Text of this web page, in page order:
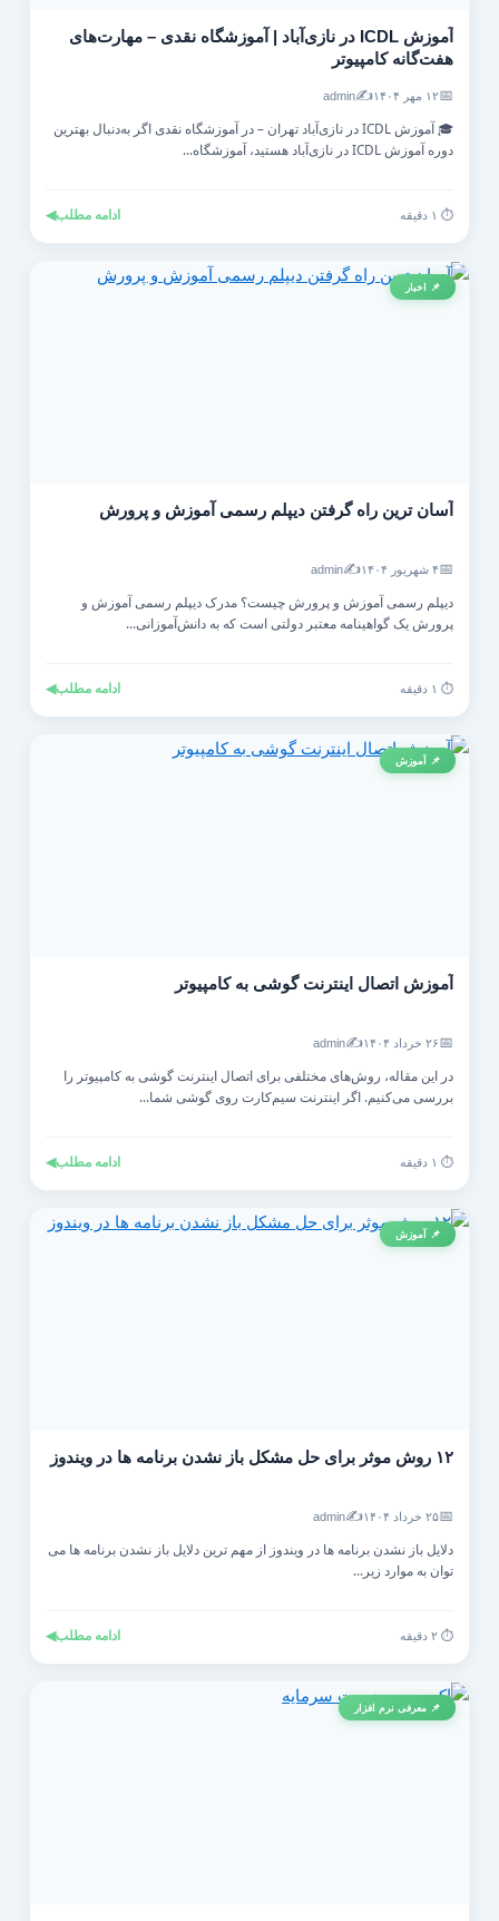
آموزش ICDL در نازی‌آباد | آموزشگاه نقدی – مهارت‌های
هفت‌گانه کامپیوتر
۱۲ مهر ۱۴۰۴ ✍️
admin
🎓 آموزش ICDL در نازی‌آباد تهران – در آموزشگاه نقدی اگر به‌دنبال بهترین
دوره آموزش ICDL در نازی‌آباد هستید، آموزشگاه...
ادامه مطلب◀
📌 اخبار
آسان ترین راه گرفتن دیپلم رسمی آموزش و پرورش
۴ شهریور ۱۴۰۴ ✍️
admin
دیپلم رسمی آموزش و پرورش چیست؟ مدرک دیپلم رسمی آموزش و
پرورش یک گواهینامه معتبر دولتی است که به دانش‌آموزانی...
ادامه مطلب◀
📌 آموزش
آموزش اتصال اینترنت گوشی به کامپیوتر
۲۶ خرداد ۱۴۰۴ ✍️
admin
در این مقاله، روش‌های مختلفی برای اتصال اینترنت گوشی به کامپیوتر را
بررسی می‌کنیم. اگر اینترنت سیم‌کارت روی گوشی شما...
ادامه مطلب◀
📌 آموزش
۱۲ روش موثر برای حل مشکل باز نشدن برنامه ها در ویندوز
۲۵ خرداد ۱۴۰۴ ✍️
admin
دلایل باز نشدن برنامه ها در ویندوز از مهم ترین دلایل باز نشدن برنامه ها می
توان به موارد زیر...
ادامه مطلب◀
📌 معرفی نرم افزار